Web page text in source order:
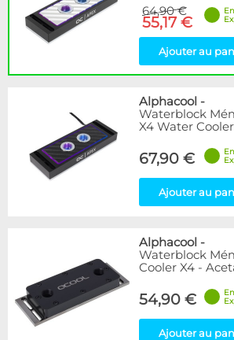
64,90 €
55,17 €
Ajouter au
Alphacool -
Waterblock
X4 Water
67,90 €
Ajouter au
Alphacool -
Waterblock
Cooler X4 -
54,90 €
Ajouter au